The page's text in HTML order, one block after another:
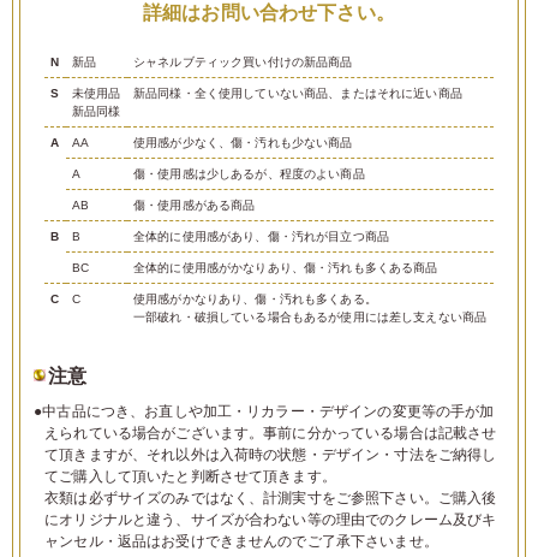
詳細はお問い合わせ下さい。
N 新品 シャネルブティック買い付けの新品商品
S
未使用品
新品同様
新品同様・全く使用していない商品、またはそれに近い商品
A AA 使用感が少なく、傷・汚れも少ない商品
A 傷・使用感は少しあるが、程度のよい商品
AB 傷・使用感がある商品
B B 全体的に使用感があり、傷・汚れが目立つ商品
BC 全体的に使用感がかなりあり、傷・汚れも多くある商品
C C
使用感がかなりあり、傷・汚れも多くある。
一部破れ・破損している場合もあるが使用には差し支えない商品
注意
●中古品につき、お直しや加工・リカラー・デザインの変更等の手が加
えられている場合がございます。事前に分かっている場合は記載させ
て頂きますが、それ以外は入荷時の状態・デザイン・寸法をご納得し
てご購入して頂いたと判断させて頂きます。
衣類は必ずサイズのみではなく、計測実寸をご参照下さい。ご購入後
にオリジナルと違う、サイズが合わない等の理由でのクレーム及びキ
ャンセル・返品はお受けできませんのでご了承下さいませ。